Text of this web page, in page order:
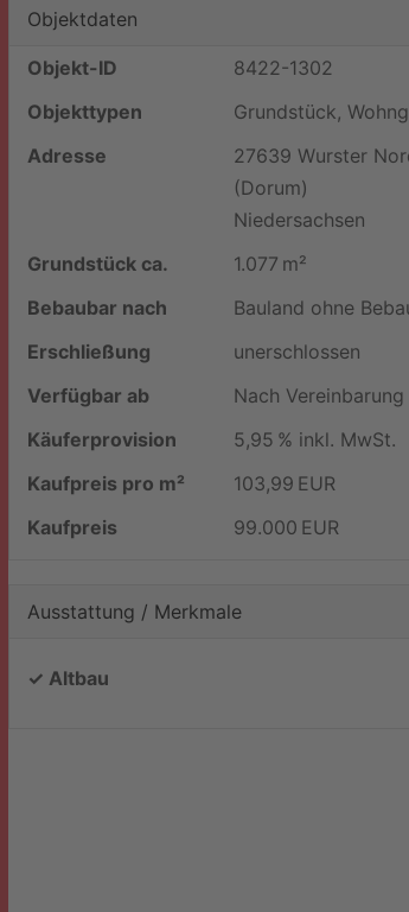
Objektdaten
Objekt-ID
8422-1302
Objekttypen
Grundstück,
Adresse
27639 Wurster
(Dorum)
Niedersachsen
Grund­stück ca.
1.077 m²
Bebaubar nach
Bauland ohne
Erschließung
unerschlossen
Verfügbar ab
Nach Vereinbarung
Käufer­provision
5,95 % inkl. MwSt.
Kaufpreis pro m²
103,99 EUR
Kaufpreis
99.000 EUR
Ausstattung / Merkmale
✓ Altbau